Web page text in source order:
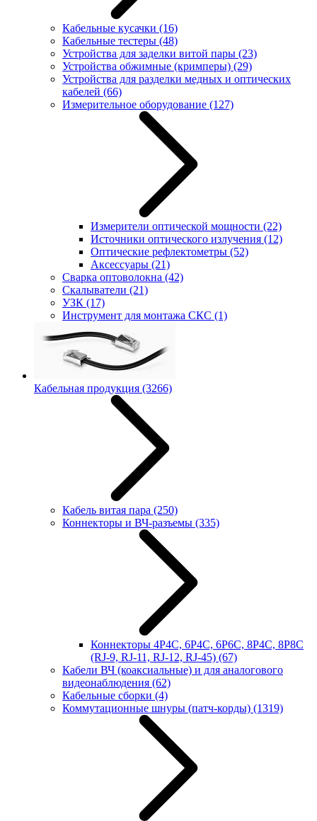
Кабельные кусачки (16)
Кабельные тестеры (48)
Устройства для заделки витой пары (23)
Устройства обжимные (кримперы) (29)
Устройства для разделки медных и оптических
кабелей (66)
Измерительное оборудование (127)
Измерители оптической мощности (22)
Источники оптического излучения (12)
Оптические рефлектометры (52)
Аксессуары (21)
Сварка оптоволокна (42)
Скалыватели (21)
УЗК (17)
Инструмент для монтажа СКС (1)
Кабельная продукция (3266)
Кабель витая пара (250)
Коннекторы и ВЧ-разъемы (335)
Коннекторы 4P4C, 6P4C, 6P6C, 8P4C, 8P8C
(RJ-9, RJ-11, RJ-12, RJ-45) (67)
Кабели ВЧ (коаксиальные) и для аналогового
видеонаблюдения (62)
Кабельные сборки (4)
Коммутационные шнуры (патч-корды) (1319)